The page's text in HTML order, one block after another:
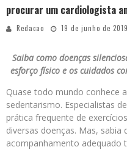
procurar um cardiologista
Redacao 19 de junho de 2019
Saiba como doenças
esforço físico e os cuidados
Quase todo mundo conhece
sedentarismo. Especialistas
prática frequente de
diversas doenças. Mas, sabia
acompanhamento adequado